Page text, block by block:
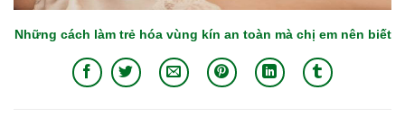
Những cách làm trẻ hóa vùng kín an toàn mà chị em nên biết